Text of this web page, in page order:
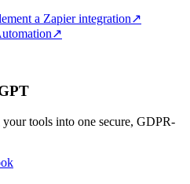
a Zapier integration↗
↗
tools into one secure, GDPR-